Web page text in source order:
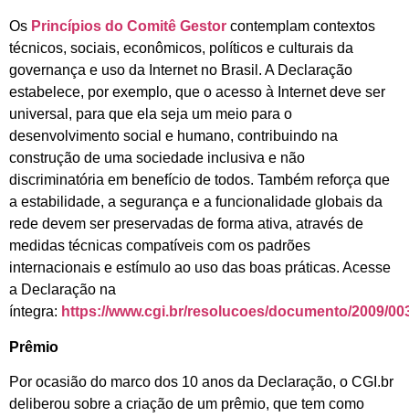
Os Princípios do Comitê Gestor contemplam contextos
técnicos, sociais, econômicos, políticos e culturais da
governança e uso da Internet no Brasil. A Declaração
estabelece, por exemplo, que o acesso à Internet deve ser
universal, para que ela seja um meio para o
desenvolvimento social e humano, contribuindo na
construção de uma sociedade inclusiva e não
discriminatória em benefício de todos. Também reforça que
a estabilidade, a segurança e a funcionalidade globais da
rede devem ser preservadas de forma ativa, através de
medidas técnicas compatíveis com os padrões
internacionais e estímulo ao uso das boas práticas. Acesse
a Declaração na
íntegra: https://www.cgi.br/resolucoes/documento/2009/
Prêmio
Por ocasião do marco dos 10 anos da Declaração, o CGI.br
deliberou sobre a criação de um prêmio, que tem como